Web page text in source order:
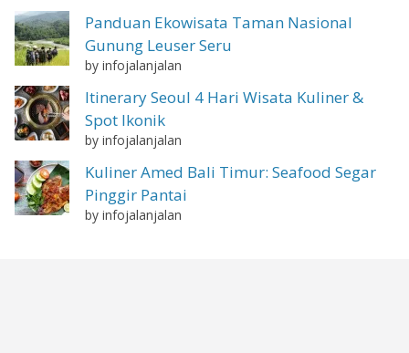
Panduan Ekowisata Taman Nasional
Gunung Leuser Seru
by infojalanjalan
Itinerary Seoul 4 Hari Wisata Kuliner &
Spot Ikonik
by infojalanjalan
Kuliner Amed Bali Timur: Seafood Segar
Pinggir Pantai
by infojalanjalan